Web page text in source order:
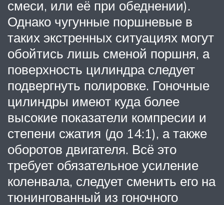
смеси, или её при обеднении).
Однако чугунные поршневые в
таких экстренных ситуациях могут
обойтись лишь сменой поршня, а
поверхность цилиндра следует
подвергнуть полировке. Гоночные
цилиндры имеют куда более
высокие показатели компресии и
степени сжатия (до 14:1), а также
оборотов двигателя. Всё это
требует обязательное усиление
коленвала, следует сменить его на
тюнингованный из гоночного